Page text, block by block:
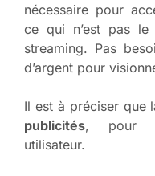
nécessaire pour
ce qui n’est pas le
streaming. Pas
d’argent pour
Il est à préciser que
publicités, pour
utilisateur.